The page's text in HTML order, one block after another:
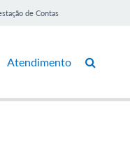
de Contas
Atendimento